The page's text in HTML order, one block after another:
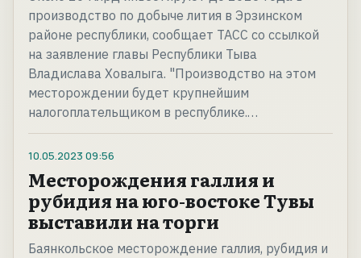
производство по добыче лития в Эрзинском
районе республики, сообщает ТАСС со ссылкой
на заявление главы Республики Тыва
Владислава Ховалыга. "Производство на этом
месторождении будет крупнейшим
налогоплательщиком в республике.…
10.05.2023 09:56
Месторождения галлия и
рубидия на юго-востоке Тувы
выставили на торги
Баянкольское месторождение галлия, рубидия и